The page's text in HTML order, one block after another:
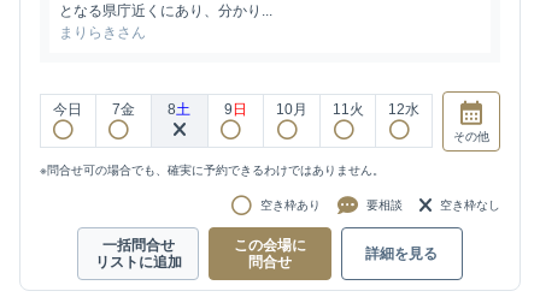
となる県庁近くにあり、分かり...
まりらきさん
今日 7金 8土 9 日 10月 11火 12水
その他
※問合せ可の場合でも、確実に予約できるわけではありません。
空き枠あり 要相談 空き枠なし
一括問合せ
リストに追加
この会場に
問合せ
詳細を見る